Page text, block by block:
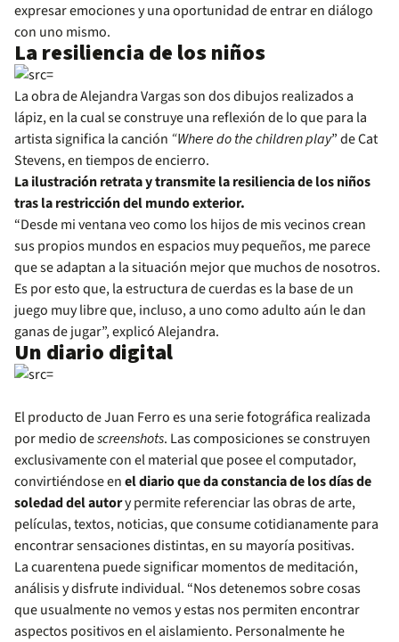
expresar emociones y una oportunidad de entrar en diálogo
con uno mismo.
La resiliencia de los niños
La obra de Alejandra Vargas son dos dibujos realizados a
lápiz, en la cual se construye una reflexión de lo que para la
artista significa la canción “Where do the children play” de Cat
Stevens, en tiempos de encierro.
La ilustración retrata y transmite la resiliencia de los niños
tras la restricción del mundo exterior.
“Desde mi ventana veo como los hijos de mis vecinos crean
sus propios mundos en espacios muy pequeños, me parece
que se adaptan a la situación mejor que muchos de nosotros.
Es por esto que, la estructura de cuerdas es la base de un
juego muy libre que, incluso, a uno como adulto aún le dan
ganas de jugar”, explicó Alejandra.
Un diario digital
El producto de Juan Ferro es una serie fotográfica realizada
por medio descreenshots. Las composiciones se construyen
exclusivamente con el material que posee el computador,
convirtiéndose enel diario que da constancia de los días de
soledad del autory permite referenciar las obras de arte,
películas, textos, noticias, que consume cotidianamente para
encontrar sensaciones distintas, en su mayoría positivas.
La cuarentena puede significar momentos de meditación,
análisis y disfrute individual. “Nos detenemos sobre cosas
que usualmente no vemos y estas nos permiten encontrar
aspectos positivos en el aislamiento. Personalmente he